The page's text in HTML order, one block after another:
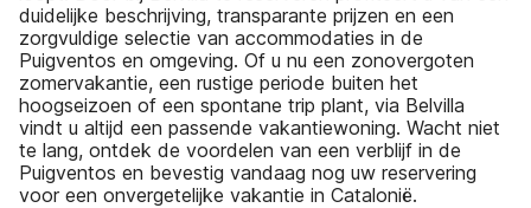
duidelijke beschrijving, transparante prijzen en een
zorgvuldige selectie van accommodaties in de
Puigventos en omgeving. Of u nu een zonovergoten
zomervakantie, een rustige periode buiten het
hoogseizoen of een spontane trip plant, via Belvilla
vindt u altijd een passende vakantiewoning. Wacht niet
te lang, ontdek de voordelen van een verblijf in de
Puigventos en bevestig vandaag nog uw reservering
voor een onvergetelijke vakantie in Catalonië.